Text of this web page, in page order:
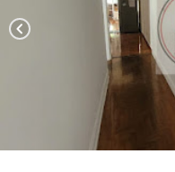
chevron_left